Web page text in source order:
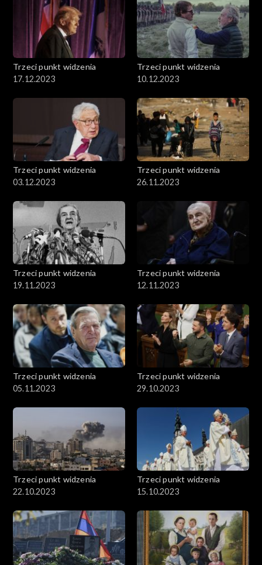
Trzeci punkt widzenia
17.12.2023
Trzeci punkt widzenia
10.12.2023
Trzeci punkt widzenia
03.12.2023
Trzeci punkt widzenia
26.11.2023
Trzeci punkt widzenia
19.11.2023
Trzeci punkt widzenia
12.11.2023
Trzeci punkt widzenia
05.11.2023
Trzeci punkt widzenia
29.10.2023
Trzeci punkt widzenia
22.10.2023
Trzeci punkt widzenia
15.10.2023